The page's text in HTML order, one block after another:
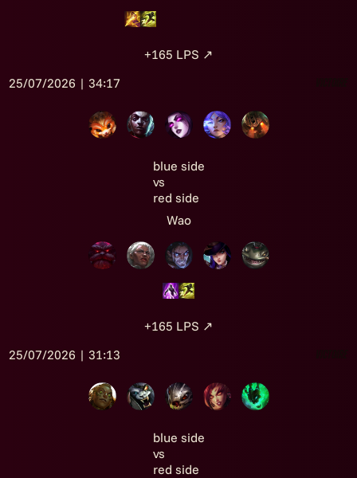
+165 LPS ↗
25/07/2026 | 34:17
blue side
vs
red side
Wao
+165 LPS ↗
25/07/2026 | 31:13
blue side
vs
red side